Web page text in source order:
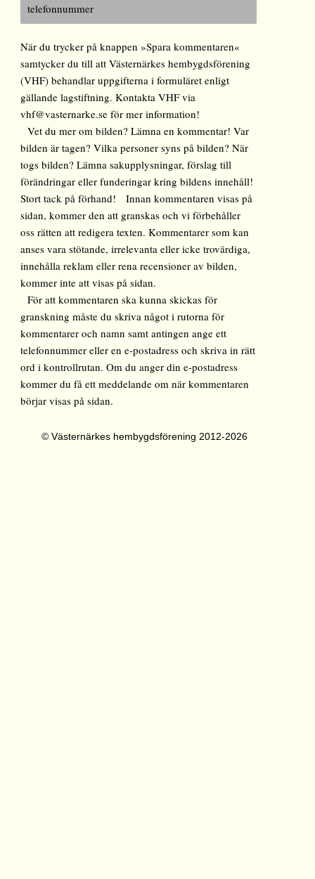
telefonnummer
När du trycker på knappen »Spara kommentaren«
samtycker du till att Västernärkes hembygdsförening
(VHF) behandlar uppgifterna i formuläret enligt
gällande lagstiftning. Kontakta VHF via
vhf@vasternarke.se för mer information!
Vet du mer om bilden? Lämna en kommentar! Var
bilden är tagen? Vilka personer syns på bilden? När
togs bilden? Lämna sakupplysningar, förslag till
förändringar eller funderingar kring bildens innehåll!
Stort tack på förhand! Innan kommentaren visas på
sidan, kommer den att granskas och vi förbehåller
oss rätten att redigera texten. Kommentarer som kan
anses vara stötande, irrelevanta eller icke trovärdiga,
innehålla reklam eller rena recensioner av bilden,
kommer inte att visas på sidan.
För att kommentaren ska kunna skickas för
granskning måste du skriva något i rutorna för
kommentarer och namn samt antingen ange ett
telefonnummer eller en e-postadress och skriva in rätt
ord i kontrollrutan. Om du anger din e-postadress
kommer du få ett meddelande om när kommentaren
börjar visas på sidan.
© Västernärkes hembygdsförening 2012-2026